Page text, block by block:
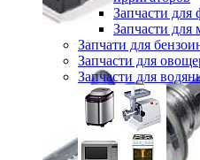
Запчасти
Запчасти для
Запчати для
Запчасти для
Запчасти для